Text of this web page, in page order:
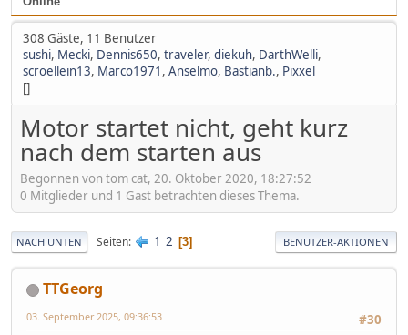
308 Gäste, 11 Benutzer
sushi, Mecki, Dennis650, traveler, diekuh, DarthWelli,
scroellein13, Marco1971 , Anselmo, Bastianb., Pixxel
[]
Motor startet nicht, geht kurz
nach dem starten aus
Begonnen von tom cat, 20. Oktober 2020, 18:27:52
0 Mitglieder und 1 Gast betrachten dieses Thema.
NACH UNTEN Seiten 1 2 3 BENUTZER-AKTIONEN
TTGeorg
#30
03. September 2025, 09:36:53